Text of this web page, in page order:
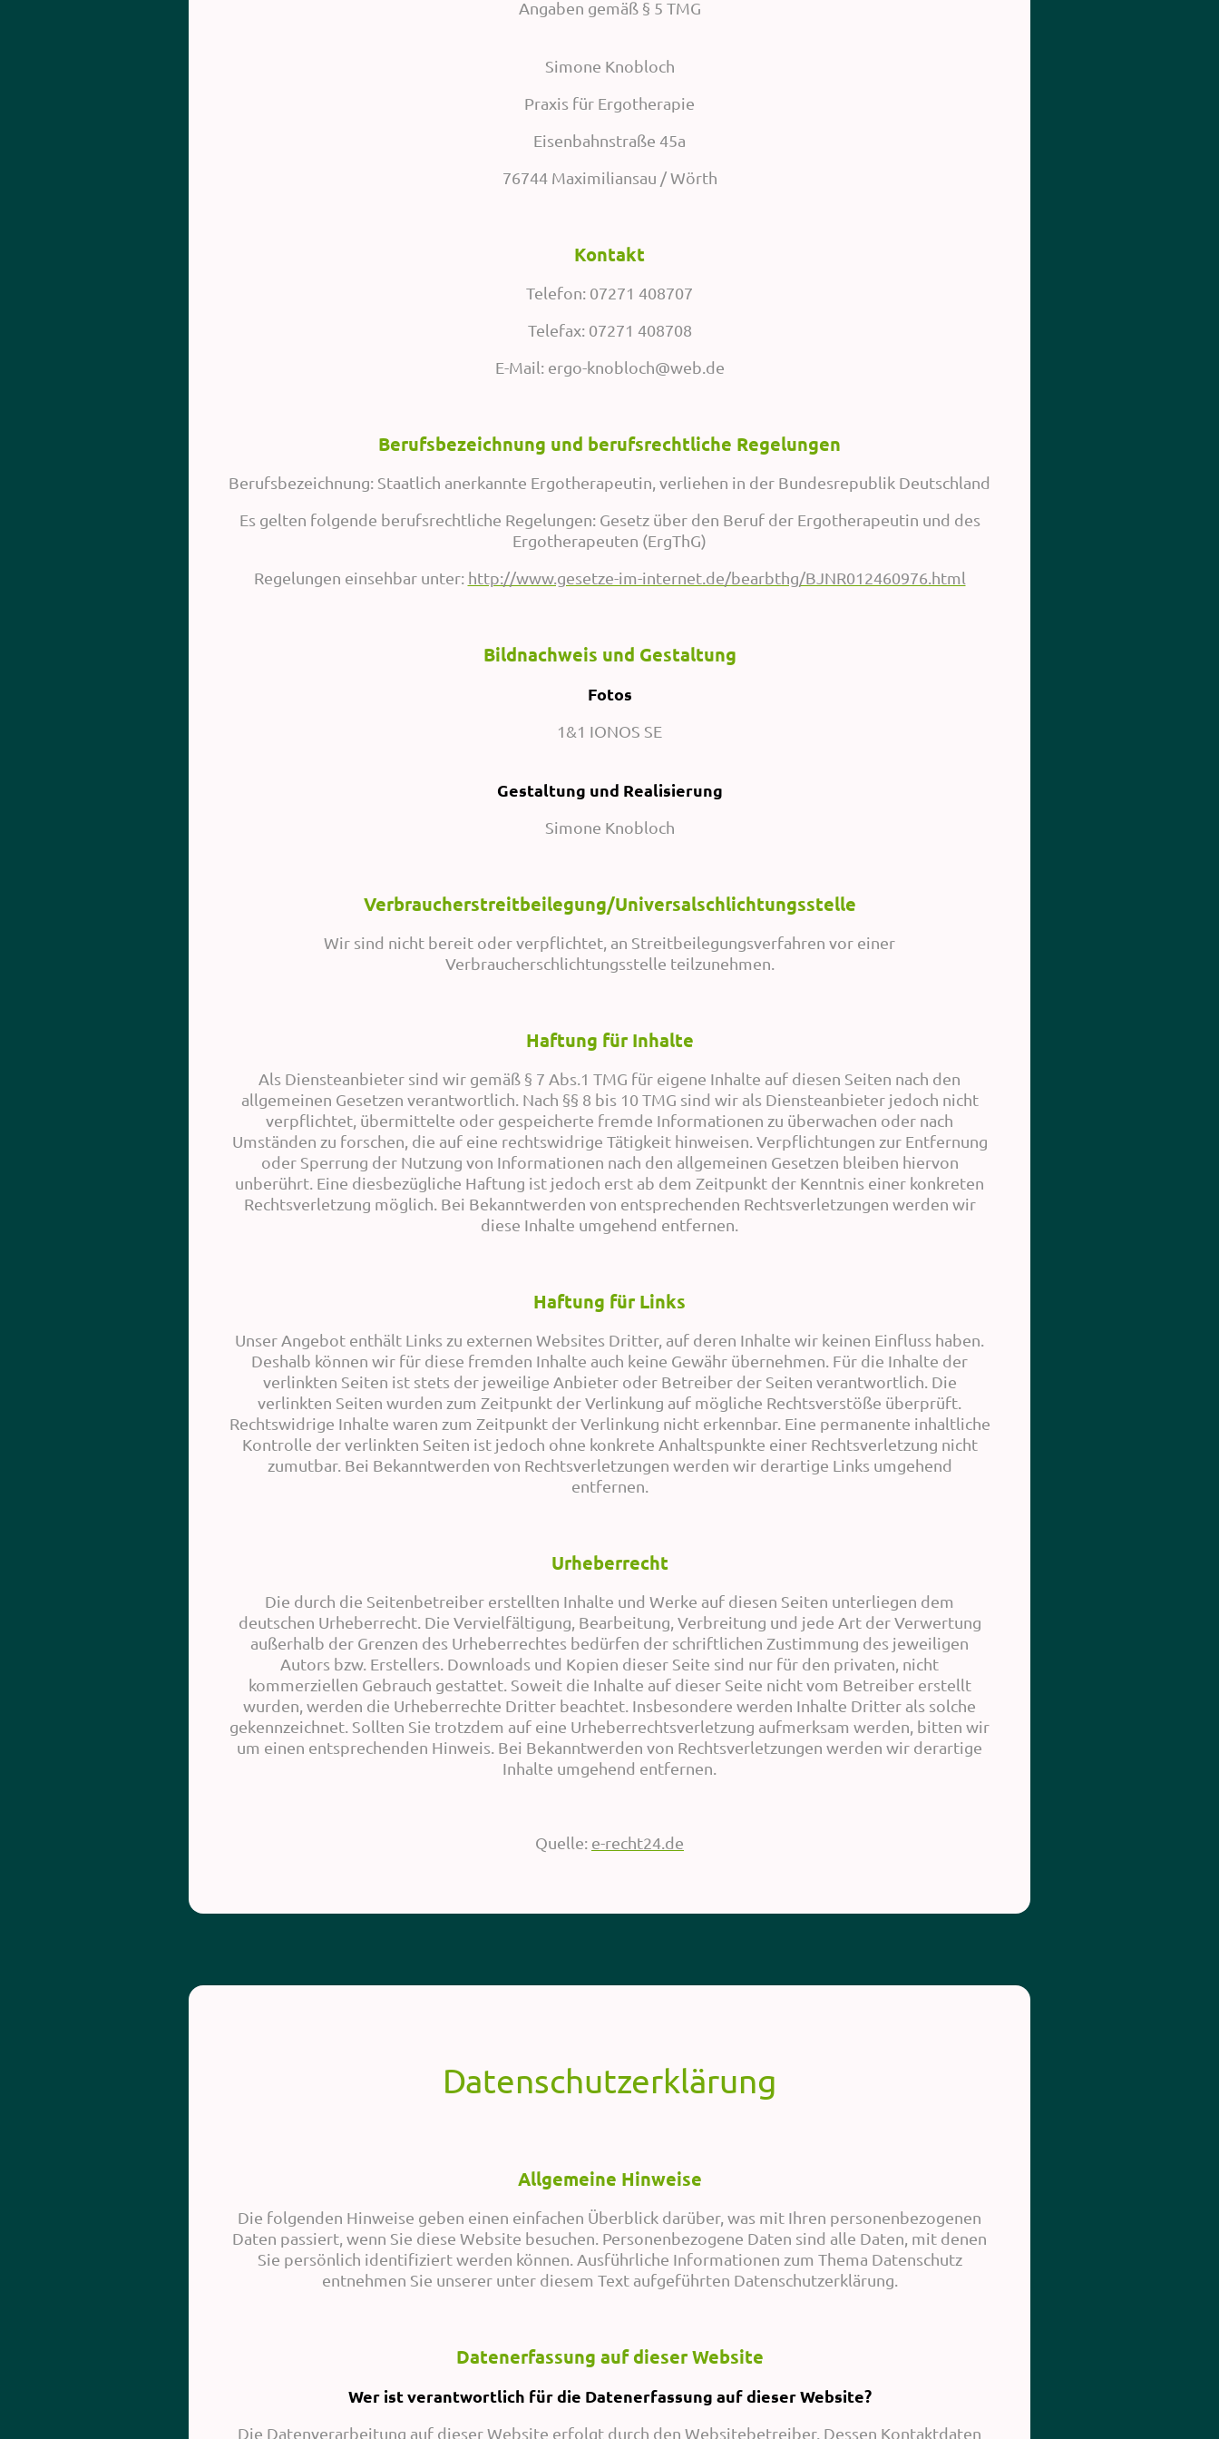
Angaben gemäß § 5 TMG
Simone Knobloch
Praxis für Ergotherapie
Eisenbahnstraße 45a
76744 Maximiliansau / Wörth
Kontakt
Telefon: 07271 408707
Telefax: 07271 408708
E-Mail: ergo-knobloch@web.de
Berufsbezeichnung und berufsrechtliche Regelungen
Berufsbezeichnung: Staatlich anerkannte Ergotherapeutin, verliehen in der Bundesrepublik Deutschland
Es gelten folgende berufsrechtliche Regelungen: Gesetz über den Beruf der Ergotherapeutin und des
Ergotherapeuten (ErgThG)
Regelungen einsehbar unter: http://www.gesetze-im-internet.de/bearbthg/BJNR012460976.html
Bildnachweis und Gestaltung
Fotos
1&1 IONOS SE
Gestaltung und Realisierung
Simone Knobloch
Verbraucherstreitbeilegung/Universalschlichtungsstelle
Wir sind nicht bereit oder verpflichtet, an Streitbeilegungsverfahren vor einer
Verbraucherschlichtungsstelle teilzunehmen.
Haftung für Inhalte
Als Diensteanbieter sind wir gemäß § 7 Abs.1 TMG für eigene Inhalte auf diesen Seiten nach den
allgemeinen Gesetzen verantwortlich. Nach §§ 8 bis 10 TMG sind wir als Diensteanbieter jedoch nicht
verpflichtet, übermittelte oder gespeicherte fremde Informationen zu überwachen oder nach
Umständen zu forschen, die auf eine rechtswidrige Tätigkeit hinweisen. Verpflichtungen zur Entfernung
oder Sperrung der Nutzung von Informationen nach den allgemeinen Gesetzen bleiben hiervon
unberührt. Eine diesbezügliche Haftung ist jedoch erst ab dem Zeitpunkt der Kenntnis einer konkreten
Rechtsverletzung möglich. Bei Bekanntwerden von entsprechenden Rechtsverletzungen werden wir
diese Inhalte umgehend entfernen.
Haftung für Links
Unser Angebot enthält Links zu externen Websites Dritter, auf deren Inhalte wir keinen Einfluss haben.
Deshalb können wir für diese fremden Inhalte auch keine Gewähr übernehmen. Für die Inhalte der
verlinkten Seiten ist stets der jeweilige Anbieter oder Betreiber der Seiten verantwortlich. Die
verlinkten Seiten wurden zum Zeitpunkt der Verlinkung auf mögliche Rechtsverstöße überprüft.
Rechtswidrige Inhalte waren zum Zeitpunkt der Verlinkung nicht erkennbar. Eine permanente inhaltliche
Kontrolle der verlinkten Seiten ist jedoch ohne konkrete Anhaltspunkte einer Rechtsverletzung nicht
zumutbar. Bei Bekanntwerden von Rechtsverletzungen werden wir derartige Links umgehend
entfernen.
Urheberrecht
Die durch die Seitenbetreiber erstellten Inhalte und Werke auf diesen Seiten unterliegen dem
deutschen Urheberrecht. Die Vervielfältigung, Bearbeitung, Verbreitung und jede Art der Verwertung
außerhalb der Grenzen des Urheberrechtes bedürfen der schriftlichen Zustimmung des jeweiligen
Autors bzw. Erstellers. Downloads und Kopien dieser Seite sind nur für den privaten, nicht
kommerziellen Gebrauch gestattet. Soweit die Inhalte auf dieser Seite nicht vom Betreiber erstellt
wurden, werden die Urheberrechte Dritter beachtet. Insbesondere werden Inhalte Dritter als solche
gekennzeichnet. Sollten Sie trotzdem auf eine Urheberrechtsverletzung aufmerksam werden, bitten wir
um einen entsprechenden Hinweis. Bei Bekanntwerden von Rechtsverletzungen werden wir derartige
Inhalte umgehend entfernen.
Quelle: e-recht24.de
Datenschutzerklärung
Allgemeine Hinweise
Die folgenden Hinweise geben einen einfachen Überblick darüber, was mit Ihren personenbezogenen
Daten passiert, wenn Sie diese Website besuchen. Personenbezogene Daten sind alle Daten, mit denen
Sie persönlich identifiziert werden können. Ausführliche Informationen zum Thema Datenschutz
entnehmen Sie unserer unter diesem Text aufgeführten Datenschutzerklärung.
Datenerfassung auf dieser Website
Wer ist verantwortlich für die Datenerfassung auf dieser Website?
Die Datenverarbeitung auf dieser Website erfolgt durch den Websitebetreiber. Dessen Kontaktdaten